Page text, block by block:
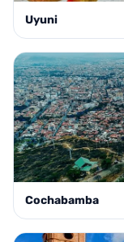
Uyuni
Cochabamba